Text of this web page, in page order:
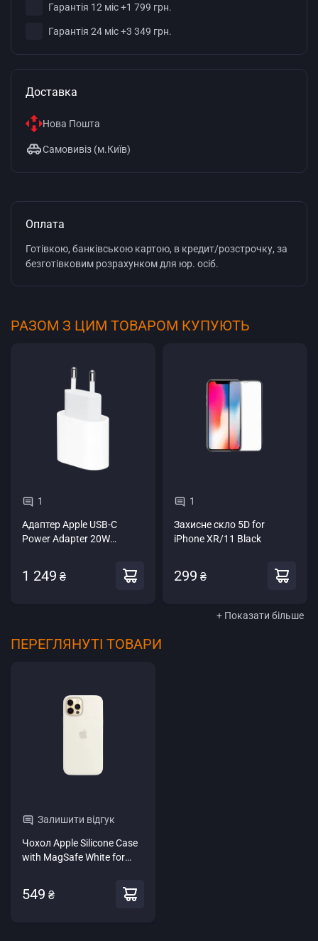
Гарантія 12 міс +1 799 грн.
Гарантія 24 міс +3 349 грн.
Доставка
Нова Пошта
Самовивіз (м.Київ)
Оплата
Готівкою, банківською картою, в кредит/розстрочку, за
безготівковим розрахунком для юр. осіб.
РАЗОМ З ЦИМ ТОВАРОМ КУПУЮТЬ
+ Показати більше
1
Адаптер Apple USB-C
Power Adapter 20W
1 249 ₴
1
Захисне скло 5D for
iPhone XR/11 Black
299 ₴
ПЕРЕГЛЯНУТІ ТОВАРИ
Залишити відгук
Чохол Apple Silicone Case
with MagSafe White for
549 ₴